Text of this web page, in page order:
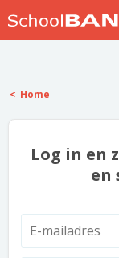
Home
Log in en
en